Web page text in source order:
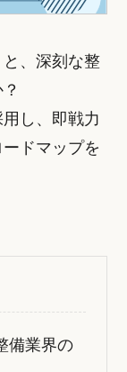
、深刻な整
し、即戦力
ドマップを
備業界の